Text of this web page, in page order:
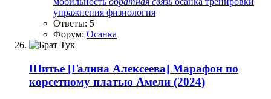
упражнения физиология
Ответы: 5
Форум: Осанка
Шитье [Галина Алексеева] Марафон по
корсетному платью Амели (2024)